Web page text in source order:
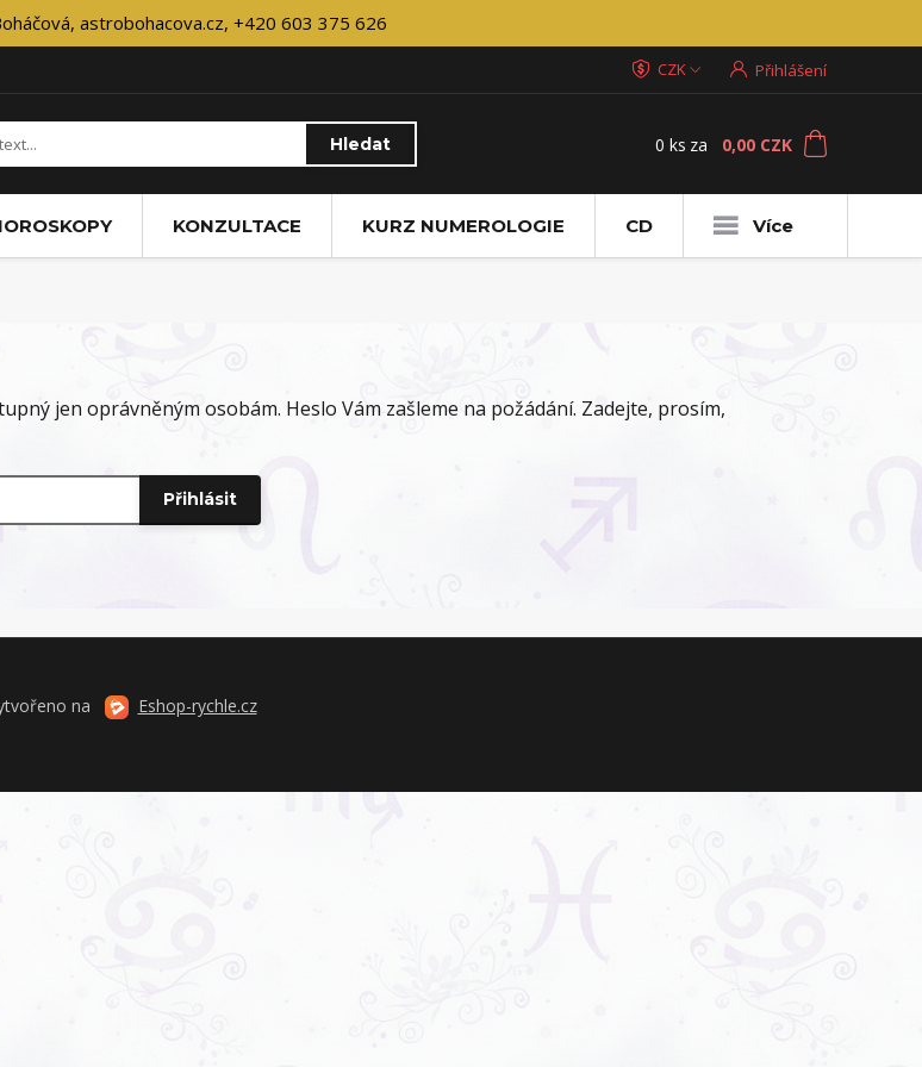
astrobohacova.cz, +420 603 375 626
CZK Přihlášení
Hledat 0 ks za 0,00 CZK
KONZULTACE KURZ NUMEROLOGIE CD Více
jen oprávněným osobám. Heslo Vám zašleme na požádání. Zadejte, prosím,
na Eshop-rychle.cz